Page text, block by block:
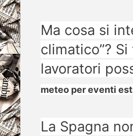
Ma cosa si
climatico”?
lavoratori
meteo per eventi
La Spagna